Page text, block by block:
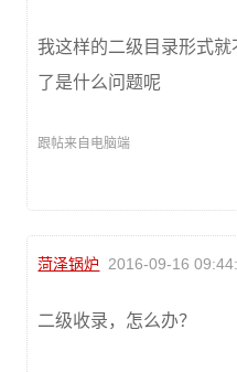
我这样的二级目录形式
了是什么问题呢
跟帖来自电脑端
菏泽锅炉 2016-09-16
二级收录，怎么办？